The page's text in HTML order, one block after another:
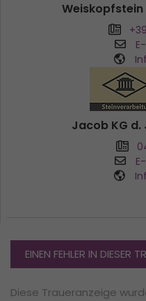
Weiskopfstein
Jacob KG d.
EINEN FEHLER IN DIESER
Diese Traueranzeige